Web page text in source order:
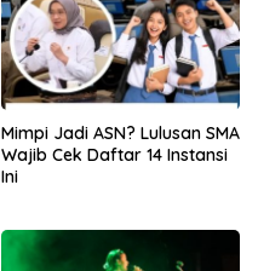
Mimpi Jadi ASN? Lulusan SMA
Wajib Cek Daftar 14 Instansi
Ini